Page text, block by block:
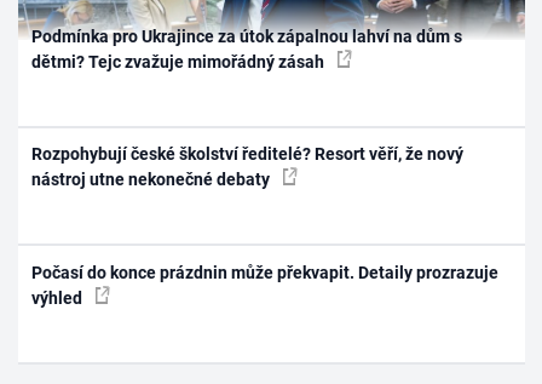
Podmínka pro Ukrajince za útok zápalnou lahví na dům s
dětmi? Tejc zvažuje mimořádný zásah
Rozpohybují české školství ředitelé? Resort věří, že nový
nástroj utne nekonečné debaty
Počasí do konce prázdnin může překvapit. Detaily prozrazuje
výhled